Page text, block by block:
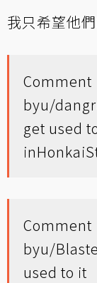
我只希望他
Comment
byu/
get used
in
Comment
byu/
used to it